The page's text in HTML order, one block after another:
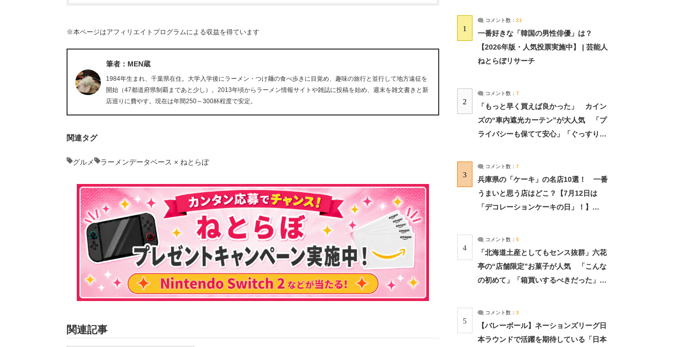
※本ページはアフィリエイトプログラムによる収益を得ています
筆者：MEN蔵
1984年生まれ、千葉県在住。大学入学後にラーメン・つけ麺の食べ歩きに目覚め、趣味の旅行と並行して地方遠征を
開始（47都道府県制覇まであと少し）。2013年頃からラーメン情報サイトや雑誌に投稿を始め、週末を雑文書きと新
店巡りに費やす。現在は年間250～300杯程度で安定。
関連タグ
グルメ ラーメンデータベース × ねとらぼ
関連記事
1
コメント数： 21
一番好きな「韓国の男性俳優」は？
【2026年版・人気投票実施中】 | 芸能人
ねとらぼリサーチ
2
コメント数： 7
「もっと早く買えば良かった」 カイン
ズの“車内遮光カーテン”が大人気 「プ
ライバシーも保てて安心」「ぐっすり眠
3
コメント数： 7
兵庫県の「ケーキ」の名店10選！ 一番
うまいと思う店はどこ？【7月12日は
「デコレーションケーキの日」！】
4
コメント数： 5
「北海道土産としてもセンス抜群」六花
亭の“店舗限定”お菓子が人気 「こんな
の初めて」「箱買いするべきだった」
5
コメント数： 3
【バレーボール】ネーションズリーグ日
本ラウンドで活躍を期待している「日本